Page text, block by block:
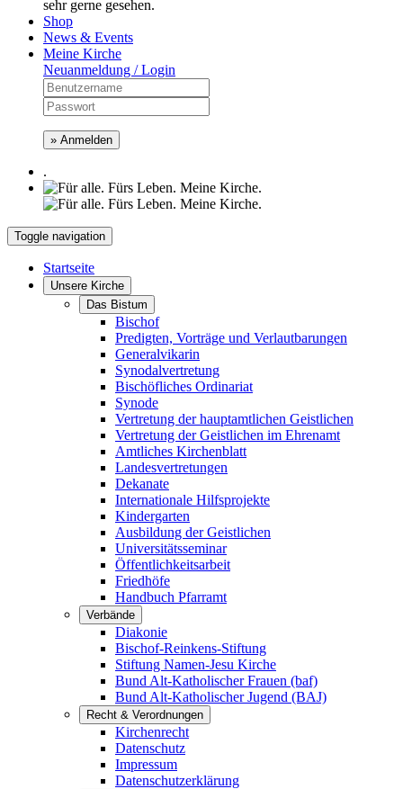
sehr gerne gesehen.
Shop
News & Events
Meine Kirche
Neuanmeldung / Login
» Anmelden
.
Toggle navigation
Startseite
Unsere Kirche
Das Bistum
Bischof
Predigten, Vorträge und Verlautbarungen
Generalvikarin
Synodalvertretung
Bischöfliches Ordinariat
Synode
Vertretung der hauptamtlichen Geistlichen
Vertretung der Geistlichen im Ehrenamt
Amtliches Kirchenblatt
Landesvertretungen
Dekanate
Internationale Hilfsprojekte
Kindergarten
Ausbildung der Geistlichen
Universitätsseminar
Öffentlichkeitsarbeit
Friedhöfe
Handbuch Pfarramt
Verbände
Diakonie
Bischof-Reinkens-Stiftung
Stiftung Namen-Jesu Kirche
Bund Alt-Katholischer Frauen (baf)
Bund Alt-Katholischer Jugend (BAJ)
Recht & Verordnungen
Kirchenrecht
Datenschutz
Impressum
Datenschutzerklärung